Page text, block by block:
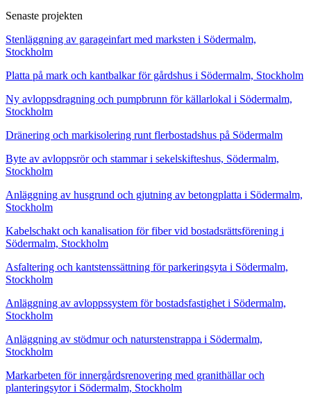
Senaste projekten
Stenläggning av garageinfart med marksten i Södermalm,
Stockholm
Platta på mark och kantbalkar för gårdshus i Södermalm, Stockholm
Ny avloppsdragning och pumpbrunn för källarlokal i Södermalm,
Stockholm
Dränering och markisolering runt flerbostadshus på Södermalm
Byte av avloppsrör och stammar i sekelskifteshus, Södermalm,
Stockholm
Anläggning av husgrund och gjutning av betongplatta i Södermalm,
Stockholm
Kabelschakt och kanalisation för fiber vid bostadsrättsförening i
Södermalm, Stockholm
Asfaltering och kantstenssättning för parkeringsyta i Södermalm,
Stockholm
Anläggning av avloppssystem för bostadsfastighet i Södermalm,
Stockholm
Anläggning av stödmur och naturstenstrappa i Södermalm,
Stockholm
Markarbeten för innergårdsrenovering med granithällar och
planteringsytor i Södermalm, Stockholm